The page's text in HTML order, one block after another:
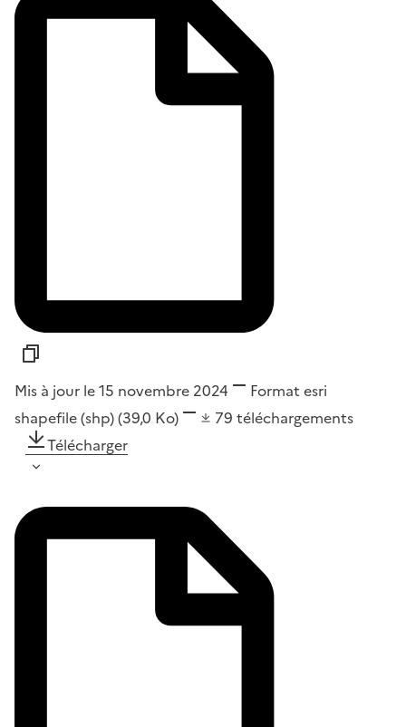
Mis à jour le 15 novembre 2024 Format esri
shapefile (shp)(39,0 Ko) 79 téléchargements
Télécharger